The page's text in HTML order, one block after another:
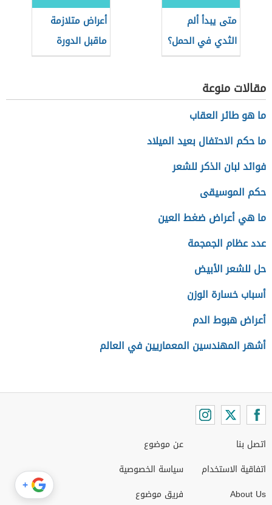
متى يبدأ ألم
الثدي في الحمل؟
أعراض متلازمة
ماقبل الدورة
الشهرية
مقالات منوعة
ما هو طائر العقاب
ما حكم الاحتفال بعيد الميلاد
فوائد لبان الذكر للشعر
حكم الموسيقى
ما هي أعراض ضغط العين
عدد عظام الجمجمة
حل للشعر الأبيض
أسباب خسارة الوزن
أعراض هبوط الدم
أشهر المهندسين المعماريين في العالم
اتصل بنا
اتفاقية الاستخدام
About Us
عن موضوع
سياسة الخصوصية
فريق موضوع
+